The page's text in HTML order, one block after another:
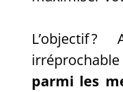
L’objectif
parmi les